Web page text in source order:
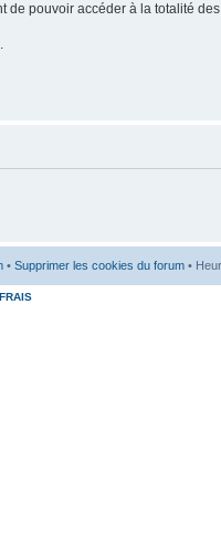
de pouvoir accéder à la totalité
• Supprimer les cookies du forum •